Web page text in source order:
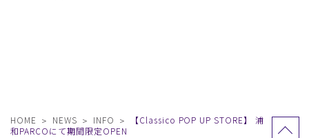
HOME NEWS INFO
【Classico POP UP STORE】 浦
和PARCOにて期間限定OPEN